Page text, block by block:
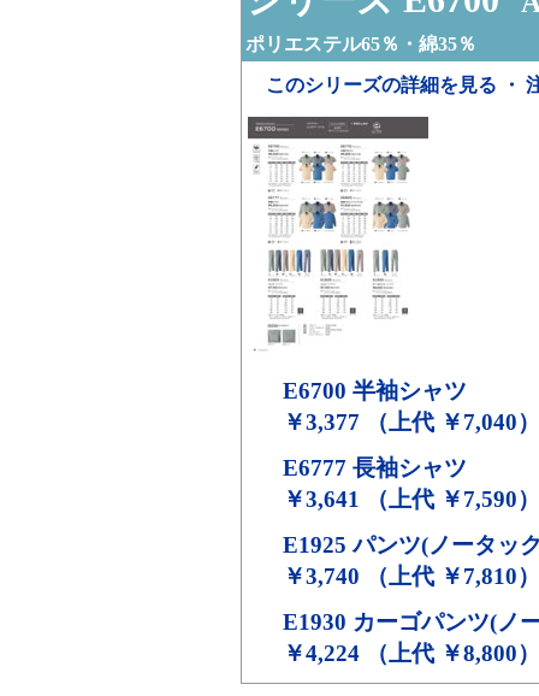
ポリエステル65％・綿35％
このシリーズの詳細を見る ・
E6700 半袖シャツ
￥3,377 （上代 ￥7,040）
E6777 長袖シャツ
￥3,641 （上代 ￥7,590）
E1925 パンツ(ノータッ
￥3,740 （上代 ￥7,810）
E1930 カーゴパンツ(ノ
￥4,224 （上代 ￥8,800）